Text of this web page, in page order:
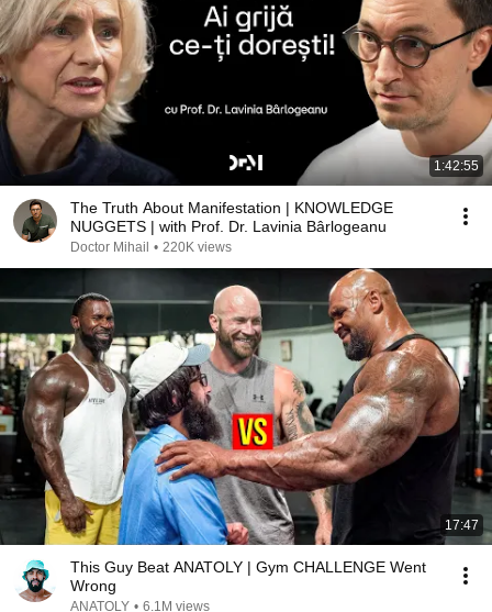
1:42:55
The Truth About Manifestation | KNOWLEDGE
NUGGETS | with Prof. Dr. Lavinia Bârlogeanu
Doctor Mihail • 220K views
17:47
This Guy Beat ANATOLY | Gym CHALLENGE Went
Wrong
ANATOLY • 6.1M views